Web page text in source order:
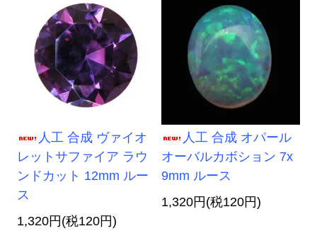
人工 合成 ヴァイオ
レットサファイア ラウ
ンドカット 12mm ルー
ス
1,320円(税120円)
人工 合成 オパール
オーバルカボション 7x
9mm ルース
1,320円(税120円)